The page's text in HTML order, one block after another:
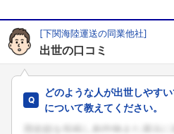
[下関海陸運送の同業他社]
出世の口コミ
どのような人が出世しやす
について教えてください。